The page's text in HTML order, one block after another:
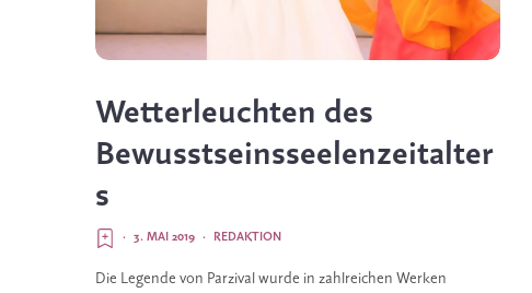
Wetterleuchten des
Bewusstseinsseelenzeitalter
s
REDAKTION
·
3. MAI 2019
·
Die Legende von Parzival wurde in zahlreichen Werken